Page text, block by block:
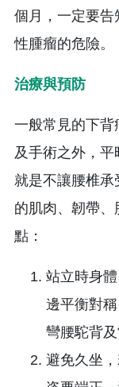
及手術之外，
就是不讓腰椎承
的肌肉、韌帶、
站立時身
邊平衡對
彎腰駝背
合，尤其
勢。
日常生活
臥床休息